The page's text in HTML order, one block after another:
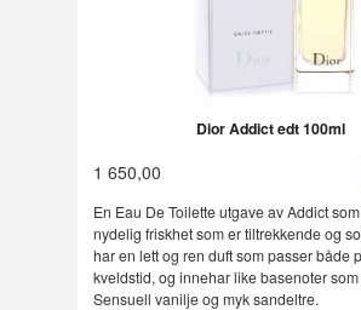
Dior Addict edt 100ml
1 650,00
En Eau De Toilette utgave av Addict
nydelig friskhet som er tiltrekkende og
har en lett og ren duft som passer både
kveldstid, og innehar like basenoter
Sensuell vanilje og myk sandeltre.